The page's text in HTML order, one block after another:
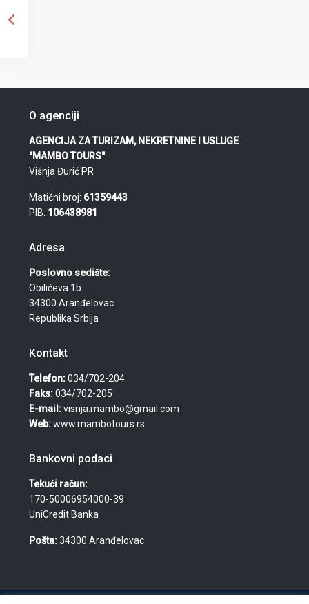
O agenciji
AGENCIJA ZA TURIZAM, NEKRETNINE I USLUGE
"MAMBO TOURS"
Višnja Đurić PR
Matični broj: 61359443
PIB: 106438981
Adresa
Poslovno sedište:
Obilićeva 1b
34300 Aranđelovac
Republika Srbija
Kontakt
Telefon:034/702-204
Faks:034/702-205
E-mail:visnja.mambo@gmail.com
Web:www.mambotours.rs
Bankovni podaci
Tekući račun:
170-50006954000-39
UniCredit Banka
Pošta:34300 Aranđelovac